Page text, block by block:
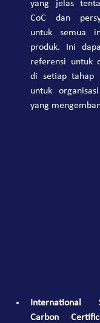
yang jelas
CoC dan
untuk semua
produk. Ini
referensi untuk
di setiap tahap
untuk
yang
International
Carbon